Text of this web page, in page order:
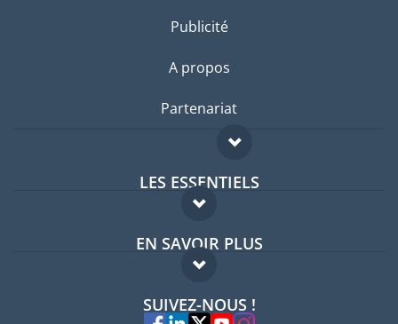
Publicité
A propos
Partenariat
LES ESSENTIELS
Forum expatriés
Guides pays
EN SAVOIR PLUS
FAQ
Experts
SUIVEZ-NOUS !